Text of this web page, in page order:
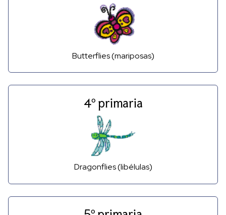
Butterflies (mariposas)
4º primaria
Dragonflies (libélulas)